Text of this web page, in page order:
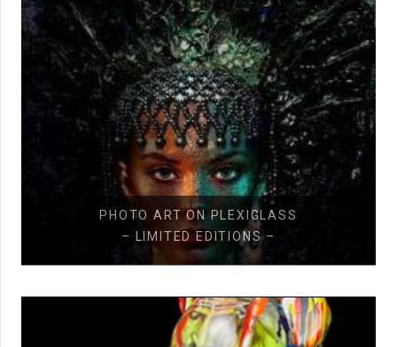
PHOTO ART ON PLEXIGLASS
–
LIMITED EDITIONS–